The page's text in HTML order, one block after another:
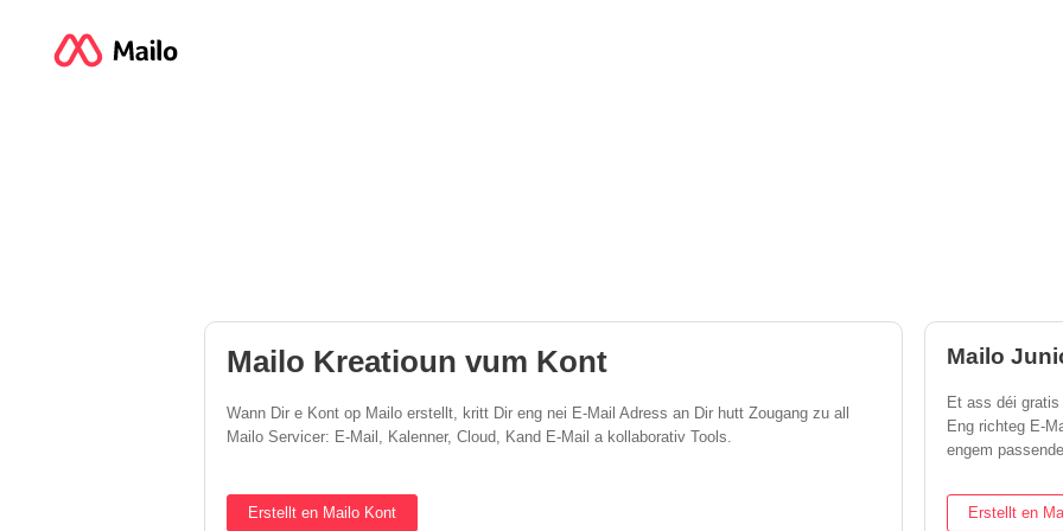
Mailo Kreatioun vum Kont
Wann Dir e Kont op Mailo erstellt, kritt Dir eng nei E-Mail Adress an Dir hutt Zougang zu all
Mailo Servicer: E-Mail, Kalenner, Cloud, Kand E-Mail a kollaborativ Tools.
Erstellt en Mailo Kont
Mailo
Et ass déi
Eng richteg E-
engem
Erstellt en